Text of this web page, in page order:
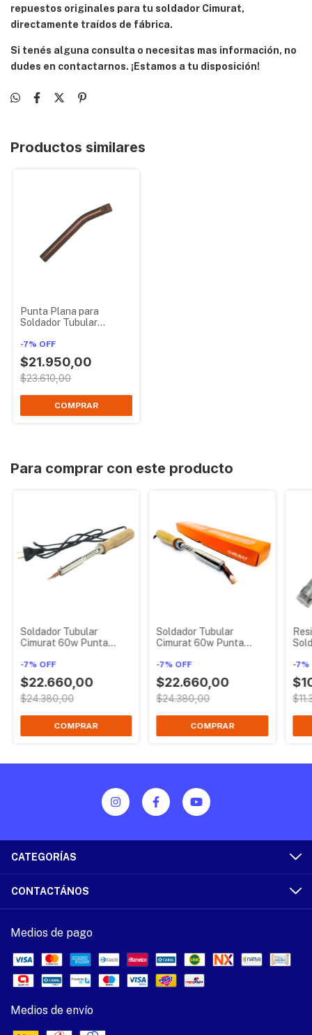
repuestos originales para tu soldador Cimurat,
directamente traídos de fábrica.
Si tenés alguna consulta o necesitas mas información, no
dudes en contactarnos. ¡Estamos a tu disposición!
Productos similares
Punta Plana para
Soldador Tubular
-7% OFF
$21.950,00
$23.610,00
Para comprar con este producto
Soldador Tubular
Cimurat 60w Punta
-7% OFF
$22.660,00
$24.380,00
Soldador Tubular
Cimurat 60w Punta
-7% OFF
$22.660,00
$24.380,00
-7%
CATEGORÍAS
CONTACTÁNOS
Medios de pago
Medios de envío